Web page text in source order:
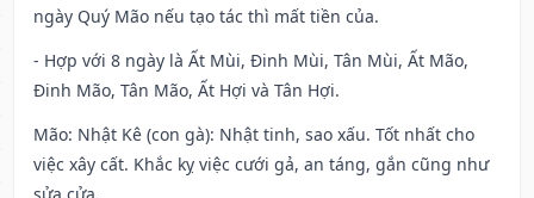
ngày Quý Mão nếu tạo tác thì mất tiền của.
- Hợp với 8 ngày là Ất Mùi, Đinh Mùi, Tân Mùi, Ất Mão,
Đinh Mão, Tân Mão, Ất Hợi và Tân Hợi.
Mão: Nhật Kê (con gà): Nhật tinh, sao xấu. Tốt nhất cho
việc xây cất. Khắc kỵ việc cưới gả, an táng, gắn cũng như